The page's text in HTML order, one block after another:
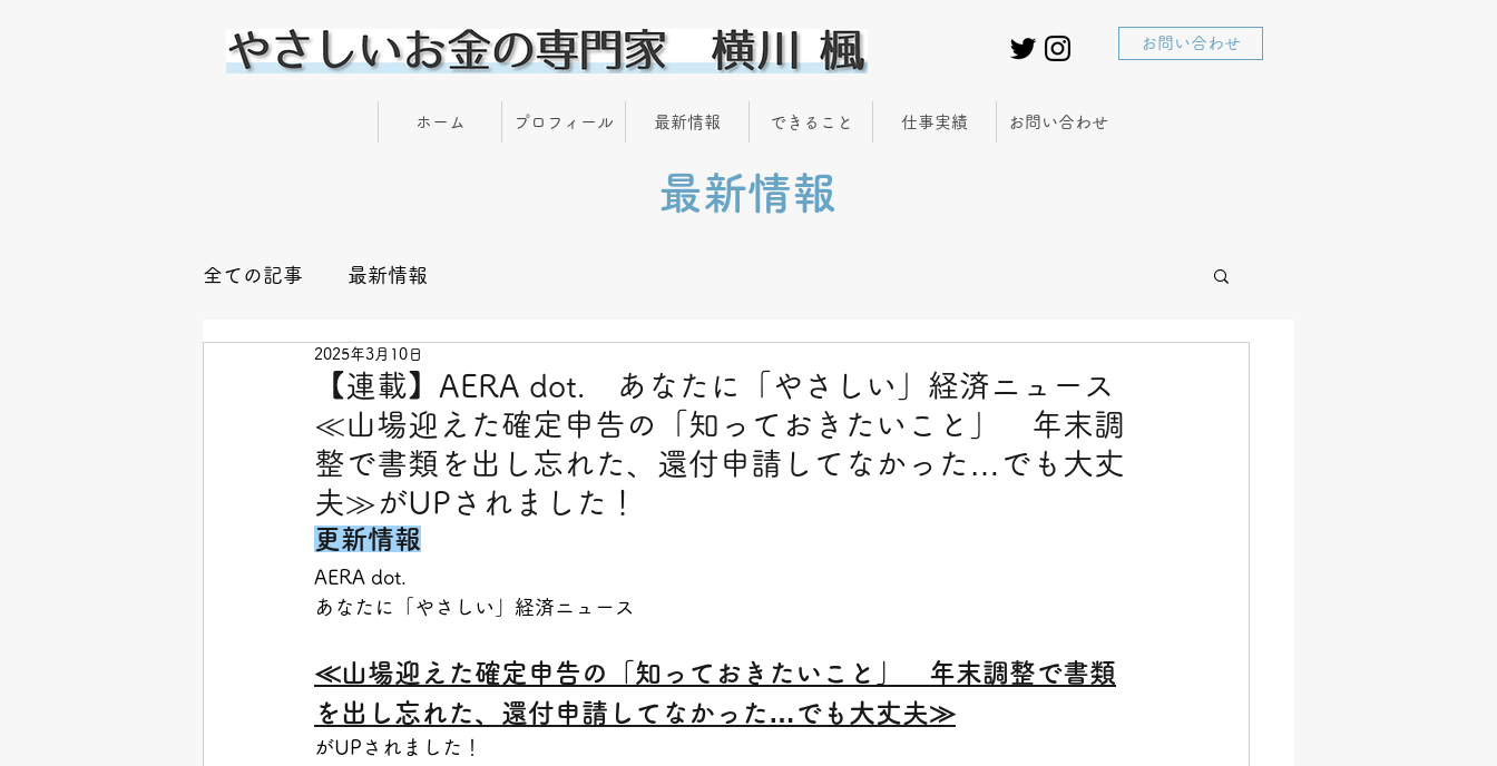
やさしいお金の専門家 横川 楓 お問い合わせ
ホーム プロフィール 最新情報 できること 仕事実績 お問い合わせ
最新情報
全ての記事 最新情報
【連載】AERA dot. あなたに「やさしい」経済ニュース
≪山場迎えた確定申告の「知っておきたいこと」 年末調
整で書類を出し忘れた、還付申請してなかった…でも大丈
夫≫がUPされました！
2025年3月10日
更新情報
AERA dot.
あなたに「やさしい」経済ニュース
≪山場迎えた確定申告の「知っておきたいこと」　年末調整で書類
を出し忘れた、還付申請してなかった…でも大丈夫≫
がUPされました！